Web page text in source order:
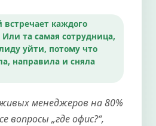
каждого
та самая сотрудница,
уйти, потому что
направила и сняла
менеджеров на 80%
вопросы „где офис?“,